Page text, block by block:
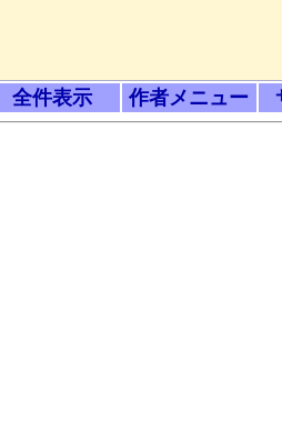
全件表示 作者メニュー